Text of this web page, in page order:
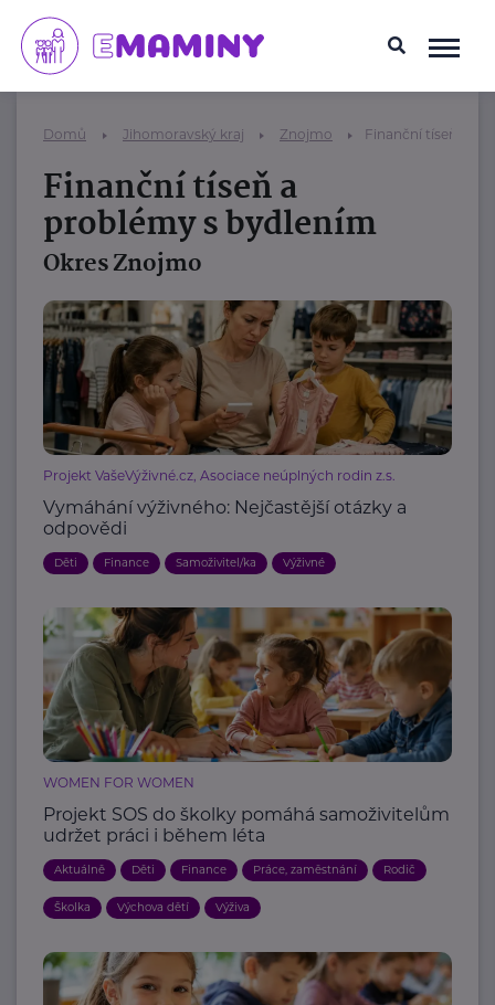
Domů Jihomoravský kraj Znojmo Finanční tíseň a
Finanční tíseň a
problémy s bydlením
Okres Znojmo
Projekt VašeVýživné.cz, Asociace neúplných rodin z.s.
Vymáhání výživného: Nejčastější otázky a
odpovědi
Děti Finance Samoživitel/ka Výživné
WOMEN FOR WOMEN
Projekt SOS do školky pomáhá samoživitelům
udržet práci i během léta
Aktuálně Děti Finance Práce, zaměstnání Rodič
Školka Výchova dětí Výživa